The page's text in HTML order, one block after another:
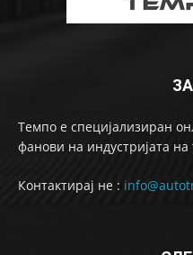
Темпо е специјализиран
фанови на индустријата на
Контактирај не :